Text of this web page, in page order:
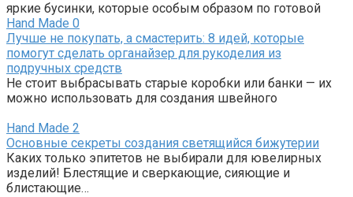
яркие бусинки, которые особым образом по готовой
Hand Made 0
Лучше не покупать, а смастерить: 8 идей, которые
помогут сделать органайзер для рукоделия из
подручных средств
Не стоит выбрасывать старые коробки или банки — их
можно использовать для создания швейного
Hand Made 2
Основные секреты создания светящийся бижутерии
Каких только эпитетов не выбирали для ювелирных
изделий! Блестящие и сверкающие, сияющие и
блистающие…